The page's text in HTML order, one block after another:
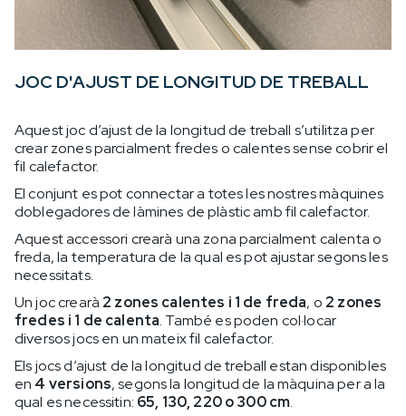
JOC D'AJUST DE LONGITUD DE TREBALL
Aquest joc d’ajust de la longitud de treball s’utilitza per
crear zones parcialment fredes o calentes sense cobrir el
fil calefactor.
El conjunt es pot connectar a totes les nostres màquines
doblegadores de làmines de plàstic amb fil calefactor.
Aquest accessori crearà una zona parcialment calenta o
freda, la temperatura de la qual es pot ajustar segons les
necessitats.
Un joc crearà 2 zones calentes i 1 de freda, o 2 zones
fredes i 1 de calenta. També es poden col·locar
diversos jocs en un mateix fil calefactor.
Els jocs d’ajust de la longitud de treball estan disponibles
en 4 versions, segons la longitud de la màquina per a la
qual es necessitin: 65, 130, 220 o 300 cm.